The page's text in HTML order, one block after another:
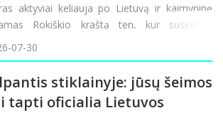
aktyviai keliauja po Lietuvą ir kaimyninę
Rokiškio kraštą ten, kur susirenka
Dalyvaujant miestų šventėse ir jų turizmo
07-30
stiklainyje: jūsų šeimos
tapti oficialia Lietuvos